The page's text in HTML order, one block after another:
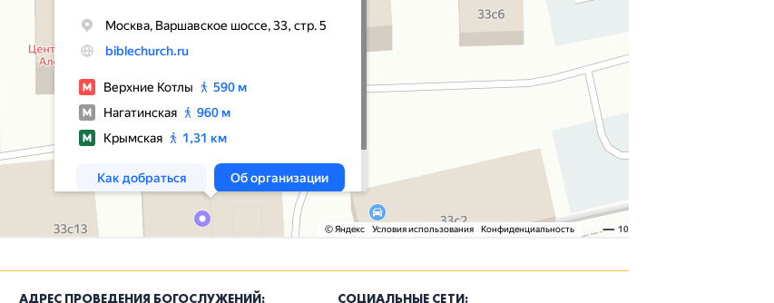
АДРЕС ПРОВЕДЕНИЯ БОГОСЛУЖЕНИЙ: СОЦИАЛЬНЫЕ СЕТИ: